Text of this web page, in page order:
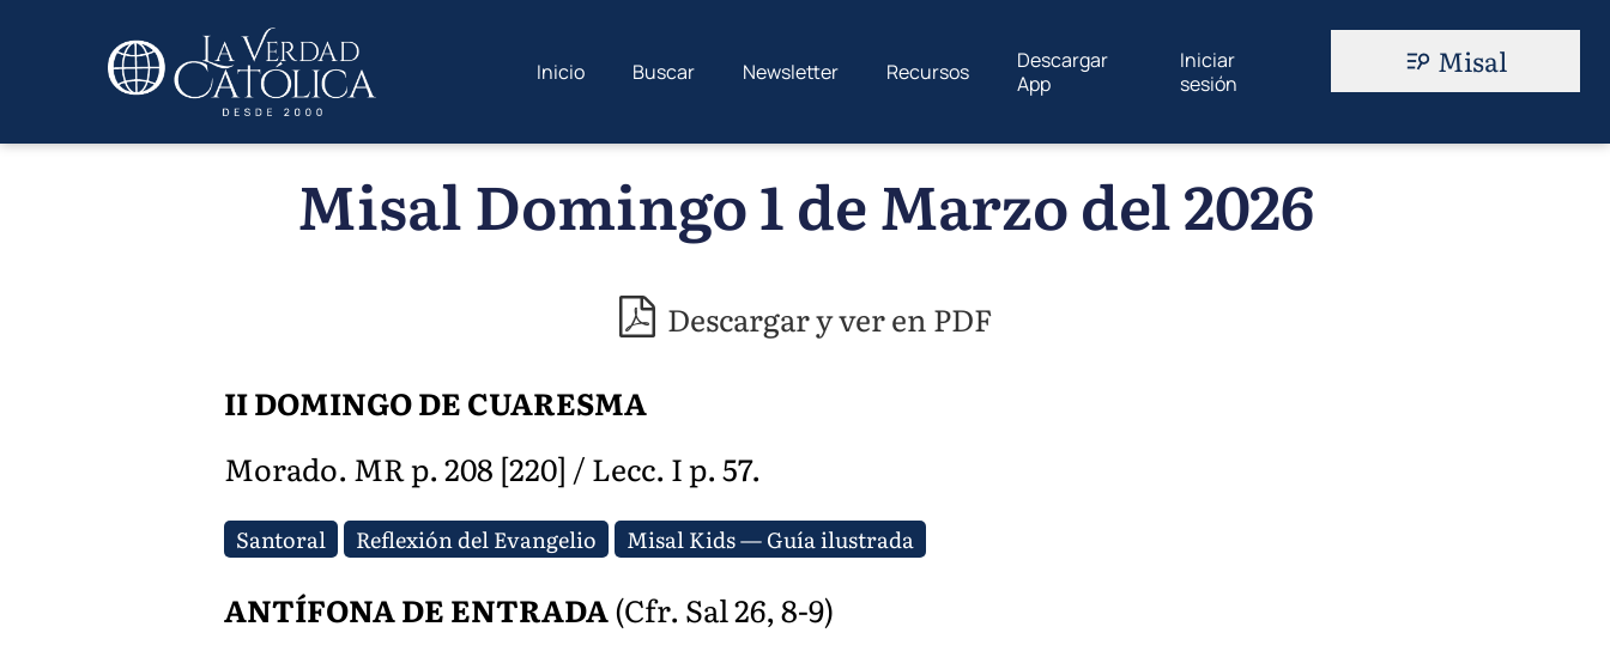
Inicio Buscar Newsletter Recursos
Descargar
App
Iniciar
sesión
Misal
Misal Domingo 1 de Marzo del 2026
Descargar y ver en PDF
II DOMINGO DE CUARESMA
Morado. MR p. 208 [220] / Lecc. I p. 57.
Santoral Reflexión del Evangelio Misal Kids — Guía ilustrada
ANTÍFONA DE ENTRADA(Cfr. Sal 26, 8-9)